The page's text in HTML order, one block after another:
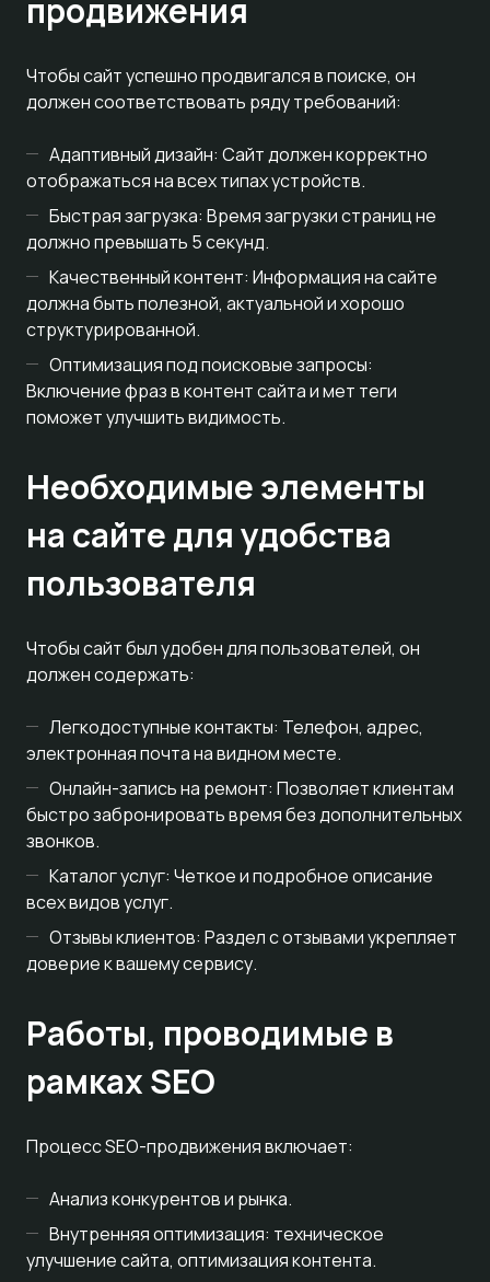
продвижения
Чтобы сайт успешно продвигался в поиске, он
должен соответствовать ряду требований:
Адаптивный дизайн: Сайт должен корректно
отображаться на всех типах устройств.
Быстрая загрузка: Время загрузки страниц не
должно превышать 5 секунд.
Качественный контент: Информация на сайте
должна быть полезной, актуальной и хорошо
структурированной.
Оптимизация под поисковые запросы:
Включение фраз в контент сайта и мет теги
поможет улучшить видимость.
Необходимые элементы
на сайте для удобства
пользователя
Чтобы сайт был удобен для пользователей, он
должен содержать:
Легкодоступные контакты: Телефон, адрес,
электронная почта на видном месте.
Онлайн-запись на ремонт: Позволяет клиентам
быстро забронировать время без дополнительных
звонков.
Каталог услуг: Четкое и подробное описание
всех видов услуг.
Отзывы клиентов: Раздел с отзывами укрепляет
доверие к вашему сервису.
Работы, проводимые в
рамках SEO
Процесс SEO-продвижения включает:
Анализ конкурентов и рынка.
Внутренняя оптимизация: техническое
улучшение сайта, оптимизация контента.